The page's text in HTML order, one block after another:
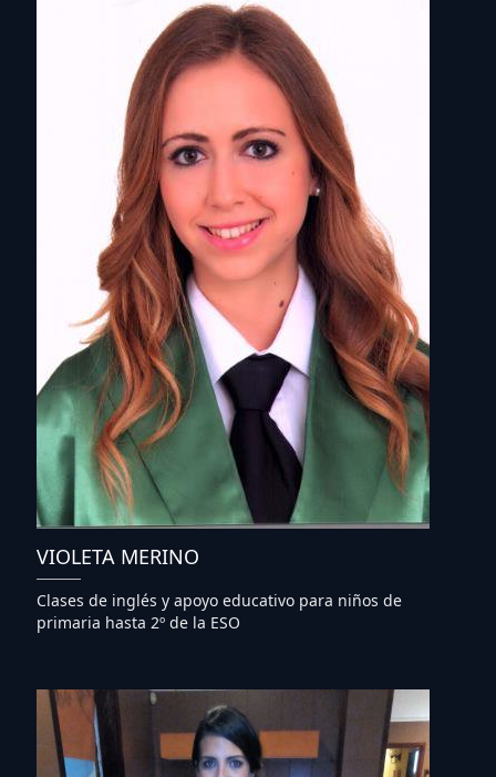
VIOLETA MERINO
Clases de inglés y apoyo educativo para niños de
primaria hasta 2º de la ESO